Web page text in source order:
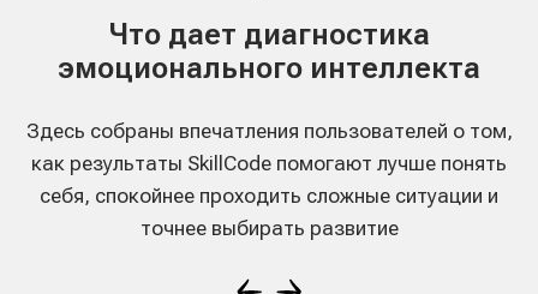
SkillCode оценивает 4 параметра
эмоционального интеллекта: как ты
понимаешь свои эмоции, считываешь
эмоциональный фон общения